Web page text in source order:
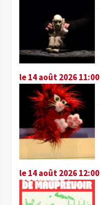
le 14 août 2026 11:00
le 14 août 2026 12:00